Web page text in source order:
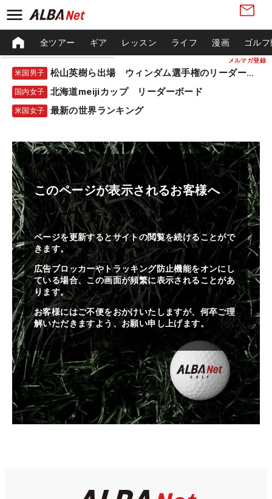
メルマガ登録
全ツアー ギア レッスン ライフ 漫画 ゴル
米国男子 松山英樹ら出場 ウィンダム選手権のリーダーボード
国内女子 北海道meijiカップ リーダーボード
米国女子 最新の世界ランキング
このページが表示されるお客様へ
ページを更新するとサイトの閲覧を続けることがで
きます。
広告ブロッカーやトラッキング防止機能をオンにし
ている場合、この画面が頻繁に表示されることがあ
ります。
お客様にはご不便をおかけいたしますが、何卒ご理
解いただきますよう、お願い申し上げます。